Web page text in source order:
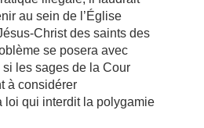
au sein de l’Église
Christ des saints des
se posera avec
si les sages de la Cour
à considérer
loi qui interdit la polygamie